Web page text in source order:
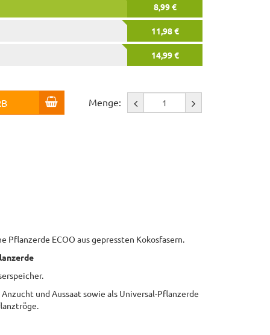
8,99 €
11,98 €
14,99 €
Menge:
Pflanzerde ECOO aus gepressten Kokosfasern.
und Aussaat sowie als Universal-Pflanzerde